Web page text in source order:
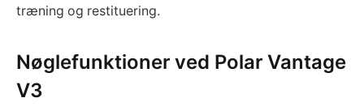
træning og restituering.
Nøglefunktioner ved Polar Vantage
V3